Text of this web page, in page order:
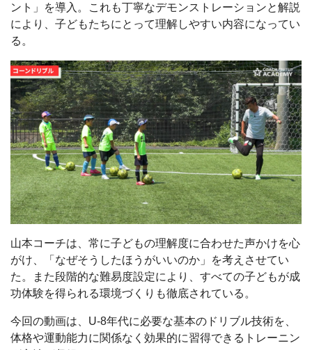
ント」を導入。これも丁寧なデモンストレーションと解説
により、子どもたちにとって理解しやすい内容になってい
る。
山本コーチは、常に子どもの理解度に合わせた声かけを心
がけ、「なぜそうしたほうがいいのか」を考えさせてい
た。また段階的な難易度設定により、すべての子どもが成
功体験を得られる環境づくりも徹底されている。
今回の動画は、U-8年代に必要な基本のドリブル技術を、
体格や運動能力に関係なく効果的に習得できるトレーニン